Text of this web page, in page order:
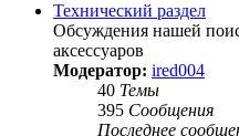
Технический раздел
Обсуждения нашей
аксессуаров
Модератор: ired004
40 Темы
395 Сообщения
Последнее